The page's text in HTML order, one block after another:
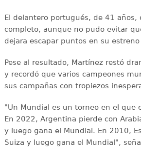
El delantero portugués, de 41
completo, aunque no pudo evitar
dejara escapar puntos en su
Pese al resultado, Martínez restó
y recordó que varios campeones
sus campañas con tropiezos
"Un Mundial es un torneo en el que
En 2022, Argentina pierde con
y luego gana el Mundial. En 2010,
Suiza y luego gana el Mundial",